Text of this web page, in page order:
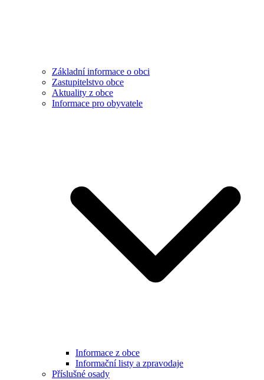
Základní informace o obci
Zastupitelstvo obce
Aktuality z obce
Informace pro obyvatele
Informace z obce
Informační listy a zpravodaje
Příslušné osady